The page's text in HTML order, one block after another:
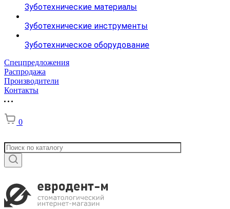
Зуботехнические материалы
Зуботехнические инструменты
Зуботехническое оборудование
Спецпредложения
Распродажа
Производители
Контакты
0